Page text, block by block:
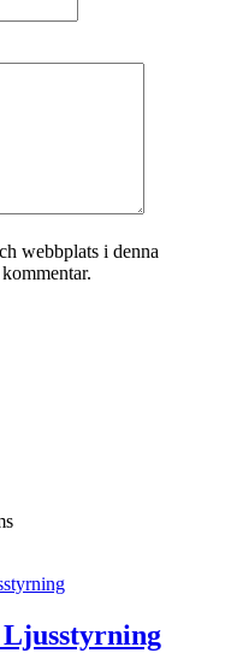
webbplats i denna
Ljusstyrning